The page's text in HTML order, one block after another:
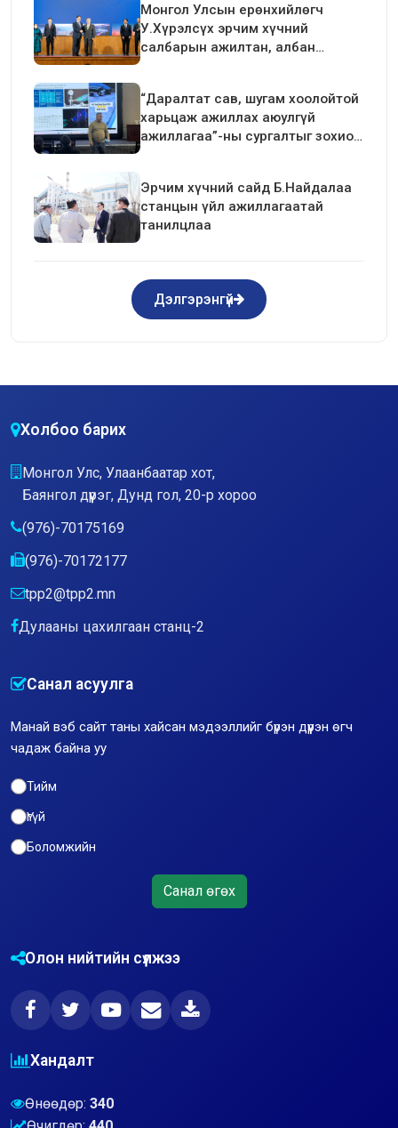
Монгол Улсын ерөнхийлөгч
У.Хүрэлсүх эрчим хүчний
салбарын ажилтан, албан
“Даралтат сав, шугам хоолойтой
харьцаж ажиллах аюулгүй
ажиллагаа”-ны сургалтыг зохион
Эрчим хүчний сайд Б.Найдалаа
станцын үйл ажиллагаатай
танилцлаа
Дэлгэрэнгүй
Холбоо барих
Монгол Улс, Улаанбаатар хот,
Баянгол дүүрэг, Дунд гол, 20-р хороо
(976)-70175169
(976)-70172177
tpp2@tpp2.mn
Дулааны цахилгаан станц-2
Санал асуулга
Манай вэб сайт таны хайсан мэдээллийг бүрэн дүүрэн өгч
чадаж байна уу
Тийм
Үгүй
Боломжийн
Санал өгөх
Олон нийтийн сүлжээ
Хандалт
Өнөөдөр: 340